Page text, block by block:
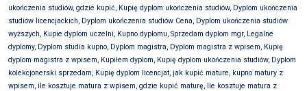
ukończenia studiów, gdzie kupić, Kupię dyplom ukończenia studiów, Dyplom ukończenia
studiów licencjackich, Dyplom ukończenia studiów Cena, Dyplom ukończenia studiów
wyższych, Kupie dyplom uczelni, Kupno dyplomu, Sprzedam dyplom mgr, Legalne
dyplomy, Dyplom studia kupno, Dyplom magistra, Dyplom magistra z wpisem, Kupię
dyplom magistra z wpisem, Kupiłem dyplom, Kupię dyplom ukończenia studiów, Dyplom
kolekcjonerski sprzedam, Kupię dyplom licencjat, jak kupić mature, kupno matury z
wpisem, ile kosztuje matura z wpisem, gdzie kupić maturę, Ile kosztuje matura z